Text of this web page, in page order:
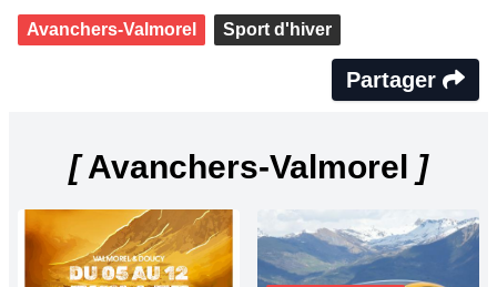
Avanchers-Valmorel Sport d'hiver
Partager
[Avanchers-Valmorel ]